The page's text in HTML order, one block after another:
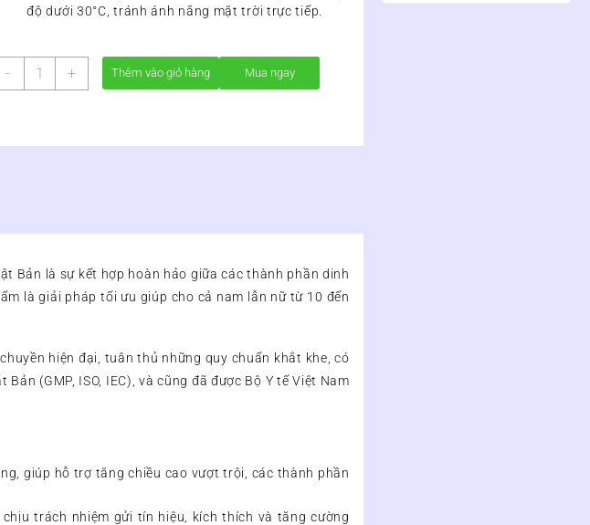
độ dưới 30°C, tránh ánh nắng mặt trời trực tiếp.
-
GH
VIÊN
CỦA
NHẬT
+ Thêm vào giỏ hàng Mua ngay
Bản là sự kết hợp hoàn hảo giữa các thành phần dinh
là giải pháp tối ưu giúp cho cả nam lẫn nữ từ 10 đến
hiện đại, tuân thủ những quy chuẩn khắt khe, có
(GMP, ISO, IEC), và cũng đã được Bộ Y tế Việt Nam
giúp hỗ trợ tăng chiều cao vượt trội, các thành phần
trách nhiệm gửi tín hiệu, kích thích và tăng cường